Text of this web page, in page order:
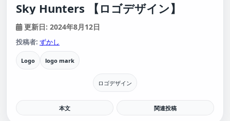
Sky Hunters 【ロゴデザイン】
更新日: 2024年8月12日
投稿者: ずかし
Logo logo mark
ロゴデザイン
本文 関連投稿